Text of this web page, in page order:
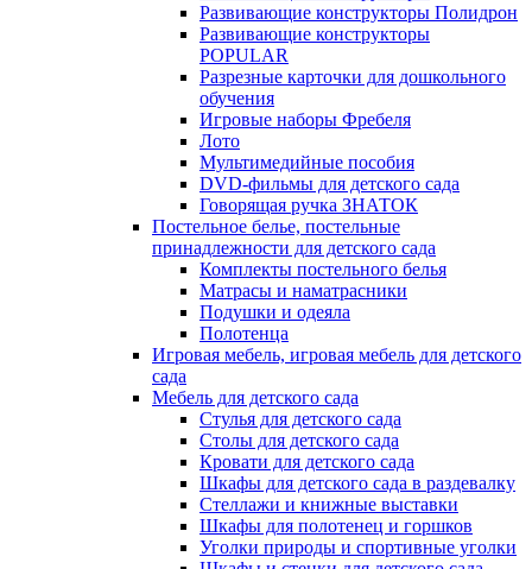
Развивающие конструкторы Полидрон
Развивающие конструкторы
POPULAR
Разрезные карточки для дошкольного
обучения
Игровые наборы Фребеля
Лото
Мультимедийные пособия
DVD-фильмы для детского сада
Говорящая ручка ЗНАТОК
Постельное белье, постельные
принадлежности для детского сада
Комплекты постельного белья
Матрасы и наматрасники
Подушки и одеяла
Полотенца
Игровая мебель, игровая мебель для детского
сада
Мебель для детского сада
Стулья для детского сада
Столы для детского сада
Кровати для детского сада
Шкафы для детского сада в раздевалку
Стеллажи и книжные выставки
Шкафы для полотенец и горшков
Уголки природы и спортивные уголки